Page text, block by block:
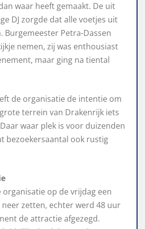
waar heeft gemaakt. De uit
DJ zorgde dat alle voetjes uit
Burgemeester Petra-Dassen
nemen, zij was enthousiast
maar ging na tiental
de organisatie de intentie om
terrein van Drakenrijk iets
waar plek is voor duizenden
bezoekersaantal ook rustig
organisatie op de vrijdag een
zetten, echter werd 48 uur
de attractie afgezegd.